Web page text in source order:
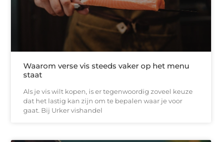
Waarom verse vis steeds vaker op het menu
staat
Als je vis wilt kopen, is er tegenwoordig zoveel keuze
dat het lastig kan zijn om te bepalen waar je voor
gaat. Bij Urker vishandel